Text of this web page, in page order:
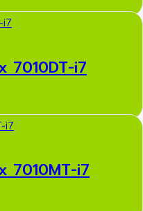
7010DT-i7
7010MT-i7